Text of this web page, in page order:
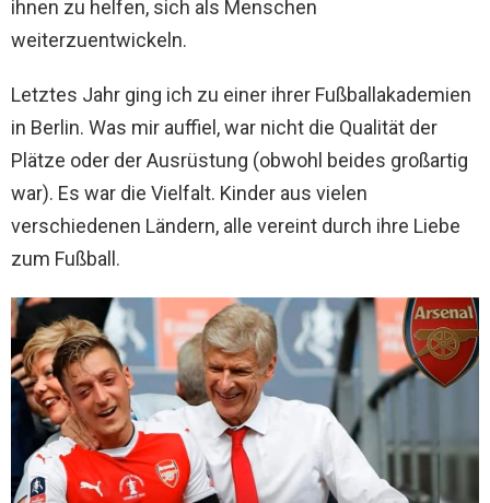
ihnen zu helfen, sich als Menschen
weiterzuentwickeln.
Letztes Jahr ging ich zu einer ihrer Fußballakademien
in Berlin. Was mir auffiel, war nicht die Qualität der
Plätze oder der Ausrüstung (obwohl beides großartig
war). Es war die Vielfalt. Kinder aus vielen
verschiedenen Ländern, alle vereint durch ihre Liebe
zum Fußball.